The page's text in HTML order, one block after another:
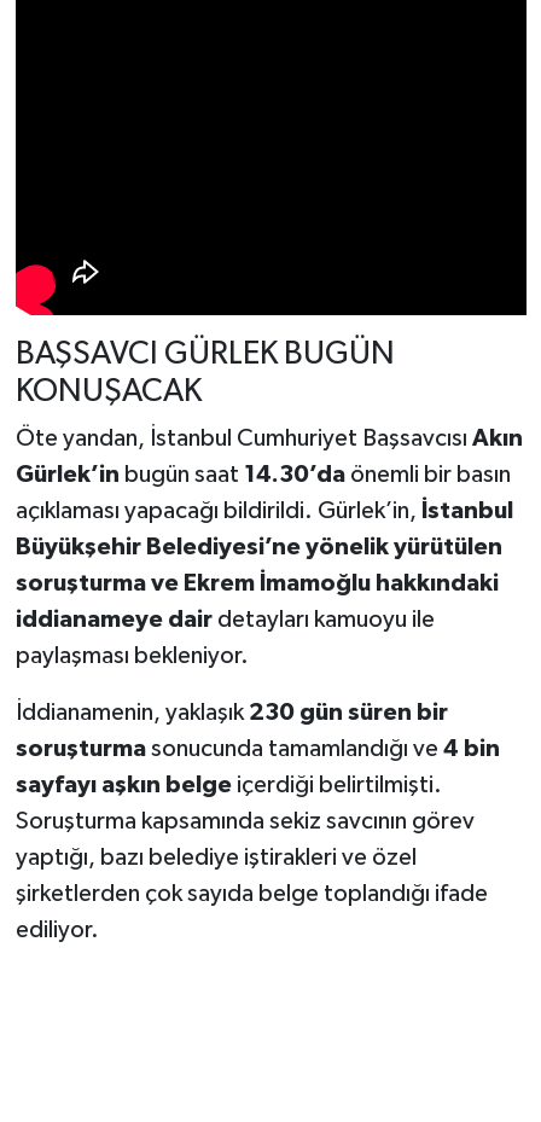
BAŞSAVCI GÜRLEK BUGÜN
KONUŞACAK
Öte yandan, İstanbul Cumhuriyet Başsavcısı Akın
Gürlek’in bugün saat 14.30’daönemli bir basın
açıklaması yapacağı bildirildi. Gürlek’in, İstanbul
Büyükşehir Belediyesi’ne yönelik yürütülen
soruşturma ve Ekrem İmamoğlu hakkındaki
iddianameye dairdetayları kamuoyu ile
paylaşması bekleniyor.
İddianamenin, yaklaşık 230 gün süren bir
soruşturmasonucunda tamamlandığı ve 4 bin
sayfayı aşkın belgeiçerdiği belirtilmişti.
Soruşturma kapsamında sekiz savcının görev
yaptığı, bazı belediye iştirakleri ve özel
şirketlerden çok sayıda belge toplandığı ifade
ediliyor.